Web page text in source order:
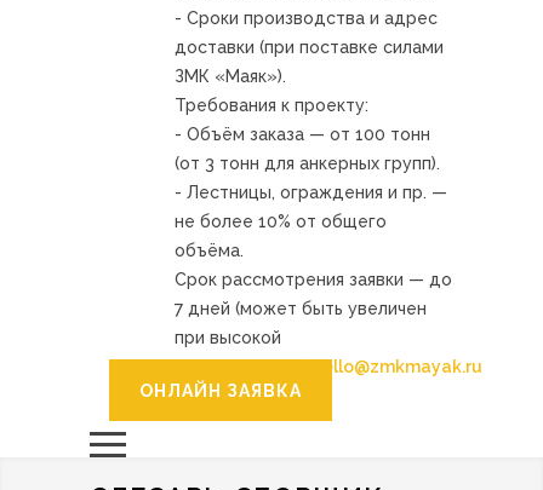
- Сроки производства и адрес
доставки (при поставке силами
ЗМК «Маяк»).
Требования к проекту:
- Объём заказа — от 100 тонн
(от 3 тонн для анкерных групп).
- Лестницы, ограждения и пр. —
не более 10% от общего
объёма.
Срок рассмотрения заявки — до
7 дней (может быть увеличен
при высокой
hello@zmkmayak.ru
ОНЛАЙН ЗАЯВКА